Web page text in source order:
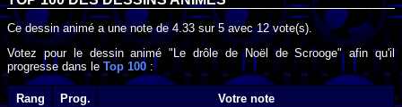
Ce dessin animé a une note de4.33 sur5avec12vote(s).
Votez pour le dessin animé "Le drôle de Noël de Scrooge" afin qu'il
progresse dans le Top 100 :
Rang Prog. Votre note